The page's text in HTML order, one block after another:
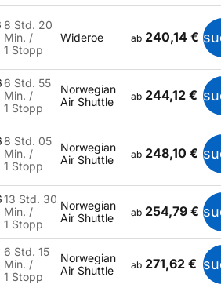
8 Std. 20
Min. /
1 Stopp
Wideroe ab 240,14 €
6 Std. 55
Min. /
1 Stopp
Norwegian
Air Shuttle
ab 244,12 €
8 Std. 05
Min. /
1 Stopp
Norwegian
Air Shuttle
ab 248,10 €
13 Std. 30
Min. /
1 Stopp
Norwegian
Air Shuttle
ab 254,79 €
6 Std. 15
Min. /
1 Stopp
Norwegian
Air Shuttle
ab 271,62 €